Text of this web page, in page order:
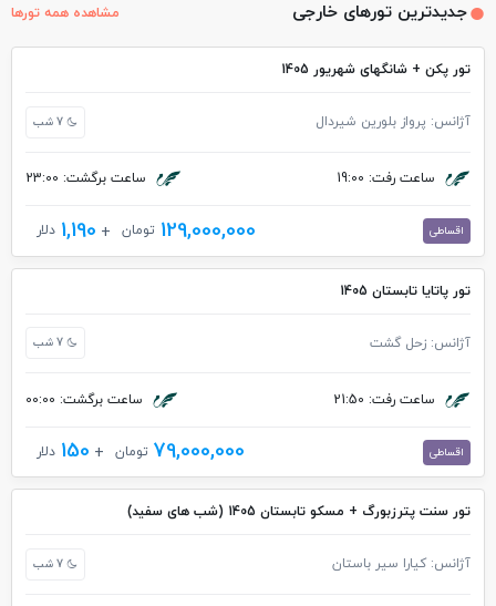
جدیدترین تورهای خارجی مشاهده همه تورها
تور پکن + شانگهای شهریور 1405
آژانس: پرواز بلورین شیردال 7 شب
ساعت رفت: 19:00 ساعت برگشت: 23:00
اقساطی 129,000,000 تومان 1,190 دلار
تور پاتایا تابستان 1405
آژانس: زحل گشت 7 شب
ساعت رفت: 21:50 ساعت برگشت: 00:00
اقساطی 79,000,000 تومان 150 دلار
تور سنت پترزبورگ + مسکو تابستان 1405 (شب های سفید)
آژانس: کیارا سیر باستان 7 شب